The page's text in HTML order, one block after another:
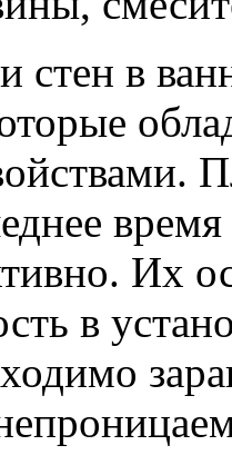
стен в
время
Их
в